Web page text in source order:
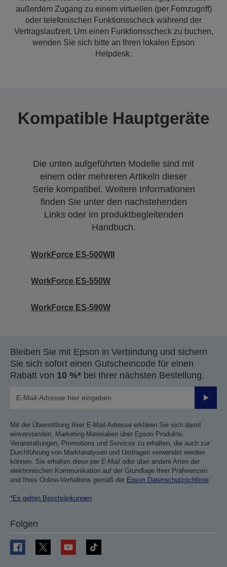
außerdem Zugang zu einem virtuellen (per Fernzugriff)
oder telefonischen Funktionsscheck während der
Vertragslaufzeit. Um einen Funktionsscheck zu buchen,
wenden Sie sich bitte an Ihren lokalen Epson
Helpdesk.
Kompatible Hauptgeräte
Die unten aufgeführten Modelle sind mit
einem oder mehreren Artikeln dieser
Serie kompatibel. Weitere Informationen
finden Sie unter den nachstehenden
Links oder im produktbegleitenden
Handbuch.
WorkForce ES-500WII
WorkForce ES-550W
WorkForce ES-590W
Bleiben Sie mit Epson in Verbindung und sichern
Sie sich sofort einen Gutscheincode für einen
Rabatt von 10 %* bei Ihrer nächsten Bestellung.
Mit der Übermittlung Ihrer E-Mail-Adresse erklären Sie sich damit
einverstanden, Marketing-Materialien über Epson Produkte,
Veranstaltungen, Promotions und Services zu erhalten, die auch zur
Durchführung von Marktanalysen und Umfragen verwendet werden
können. Sie erhalten diese per E-Mail oder über andere Arten der
elektronischen Kommunikation auf der Grundlage Ihrer Präferenzen
und Ihres Online-Verhaltens gemäß der Epson Datenschutzrichtlinie.
*Es gelten Beschränkungen
Folgen